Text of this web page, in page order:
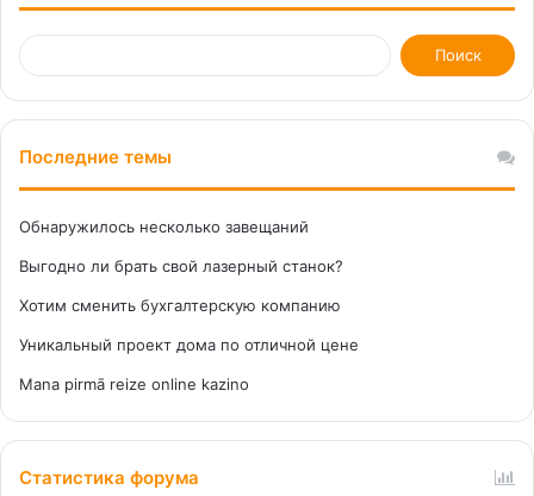
Последние темы
Обнаружилось несколько завещаний
Выгодно ли брать свой лазерный станок?
Хотим сменить бухгалтерскую компанию
Уникальный проект дома по отличной цене
Mana pirmā reize online kazino
Статистика форума